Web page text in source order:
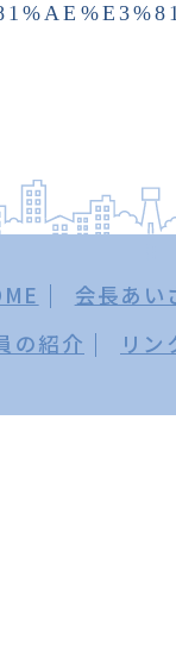
会長あい
の紹介
リン